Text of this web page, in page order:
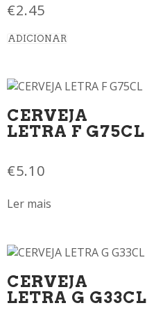
€2.45
ADICIONAR
CERVEJA
LETRA F G75CL
€5.10
Ler mais
CERVEJA
LETRA G G33CL